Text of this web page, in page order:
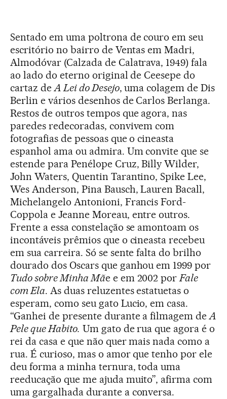
Sentado em uma poltrona de couro em seu
escritório no bairro de Ventas em Madri,
Almodóvar (Calzada de Calatrava, 1949) fala
ao lado do eterno original de Ceesepe do
cartaz deA Lei do Desejo, uma colagem de Dis
Berlin e vários desenhos de Carlos Berlanga.
Restos de outros tempos que agora, nas
paredes redecoradas, convivem com
fotografias de pessoas que o cineasta
espanhol ama ou admira. Um convite que se
estende para Penélope Cruz, Billy Wilder,
John Waters, Quentin Tarantino, Spike Lee,
Wes Anderson, Pina Bausch, Lauren Bacall,
Michelangelo Antonioni, Francis Ford-
Coppola e Jeanne Moreau, entre outros.
Frente a essa constelação se amontoam os
incontáveis prêmios que o cineasta recebeu
em sua carreira. Só se sente falta do brilho
dourado dos Oscars que ganhou em 1999 por
Tudo sobre Minha Mãe e em 2002 porFale
com Ela. As duas reluzentes estatuetas o
esperam, como seu gato Lucio, em casa.
“Ganhei de presente durante a filmagem deA
Pele que Habito. Um gato de rua que agora é o
rei da casa e que não quer mais nada como a
rua. É curioso, mas o amor que tenho por ele
deu forma a minha ternura, toda uma
reeducação que me ajuda muito”, afirma com
uma gargalhada durante a conversa.